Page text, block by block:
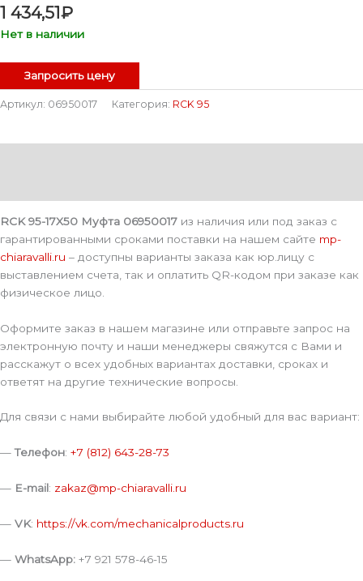
1 434,51₽
Нет в наличии
Запросить цену
Артикул: 06950017 Категория: RCK 95
RCK 95-17X50 Муфта 06950017 из наличия или под заказ с
гарантированными сроками поставки на нашем сайте mp-
chiaravalli.ru – доступны варианты заказа как юр.лицу с
выставлением счета, так и оплатить QR-кодом при заказе как
физическое лицо.
Оформите заказ в нашем магазине или отправьте запрос на
электронную почту и наши менеджеры свяжутся с Вами и
расскажут о всех удобных вариантах доставки, сроках и
ответят на другие технические вопросы.
Для связи с нами выбирайте любой удобный для вас вариант:
—Телефон: +7 (812) 643-28-73
— E-mail: zakaz@mp-chiaravalli.ru
— VK: https://vk.com/mechanicalproducts.ru
— WhatsApp: +7 921 578-46-15